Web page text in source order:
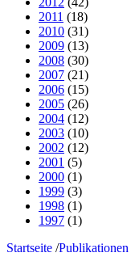
2011 (18)
2010 (31)
2009 (13)
2008 (30)
2007 (21)
2006 (15)
2005 (26)
2004 (12)
2003 (10)
2002 (12)
2001 (5)
2000 (1)
1999 (3)
1998 (1)
1997 (1)
Startseite /Publikationen